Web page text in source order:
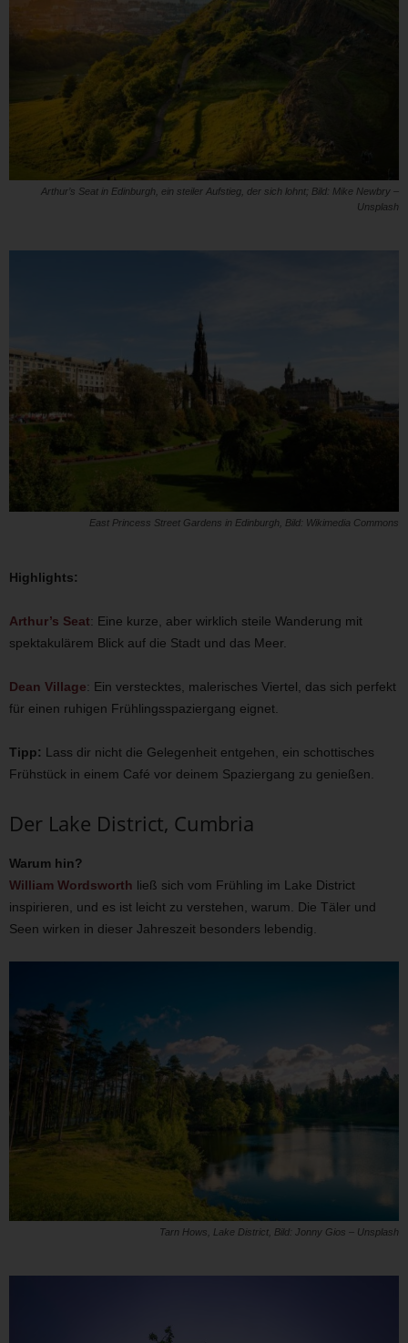
Arthur’s Seat in Edinburgh, ein steiler Aufstieg, der sich lohnt; Bild: Mike Newbry –
Unsplash
East Princess Street Gardens in Edinburgh, Bild: Wikimedia Commons
Highlights:
Arthur’s Seat: Eine kurze, aber wirklich steile Wanderung mit
spektakulärem Blick auf die Stadt und das Meer.
Dean Village: Ein verstecktes, malerisches Viertel, das sich perfekt
für einen ruhigen Frühlingsspaziergang eignet.
Tipp: Lass dir nicht die Gelegenheit entgehen, ein schottisches
Frühstück in einem Café vor deinem Spaziergang zu genießen.
Der Lake District, Cumbria
Warum hin?
William Wordsworth ließ sich vom Frühling im Lake District
inspirieren, und es ist leicht zu verstehen, warum. Die Täler und
Seen wirken in dieser Jahreszeit besonders lebendig.
Tarn Hows, Lake District, Bild: Jonny Gios – Unsplash